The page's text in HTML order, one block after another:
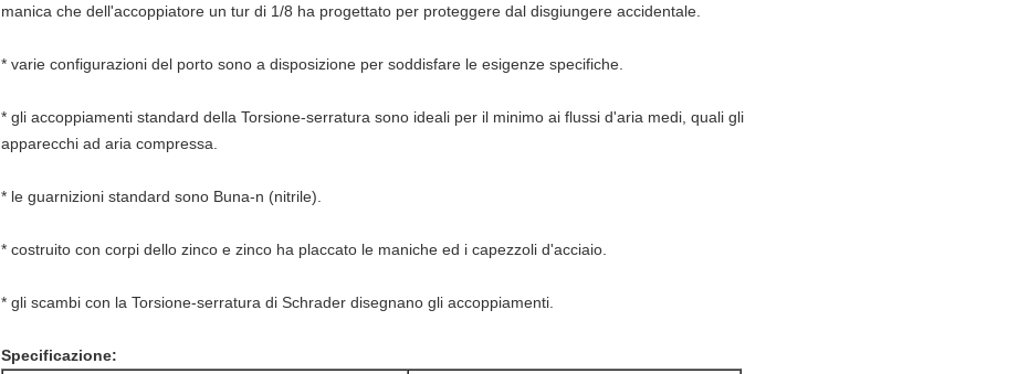
manica che dell'accoppiatore un tur di 1/8 ha progettato per proteggere dal disgiungere accidentale.
* varie configurazioni del porto sono a disposizione per soddisfare le esigenze specifiche.
* gli accoppiamenti standard della Torsione-serratura sono ideali per il minimo ai flussi d'aria medi, quali gli
apparecchi ad aria compressa.
* le guarnizioni standard sono Buna-n (nitrile).
* costruito con corpi dello zinco e zinco ha placcato le maniche ed i capezzoli d'acciaio.
* gli scambi con la Torsione-serratura di Schrader disegnano gli accoppiamenti.
Specificazione: